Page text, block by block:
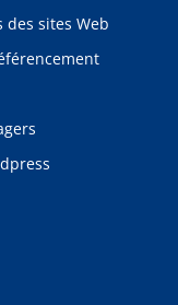
des sites Web